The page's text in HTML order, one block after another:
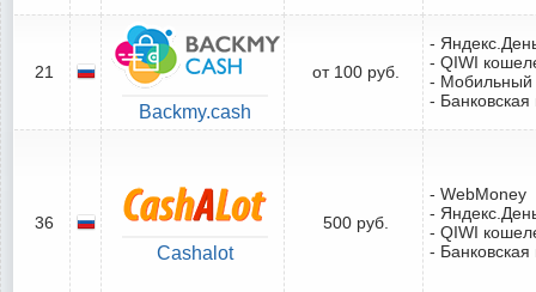
21
Backmy.cash
от 100 руб.
-
- QIWI
- Мобильный
-
36
Cashalot
500 руб.
- WebMoney
-
- QIWI
-